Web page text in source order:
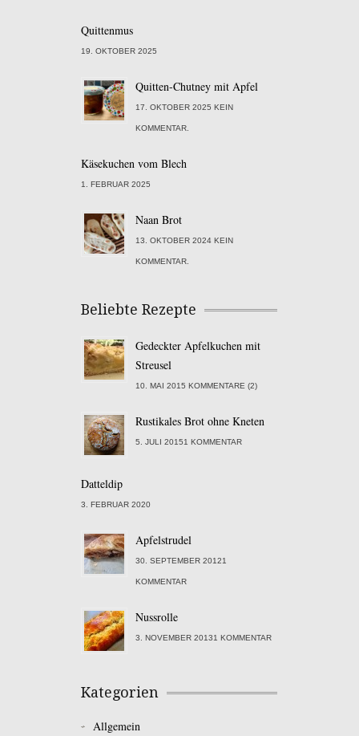
Quittenmus
19. OKTOBER 2025
Quitten-Chutney mit Apfel
17. OKTOBER 2025 KEIN
KOMMENTAR.
Käsekuchen vom Blech
1. FEBRUAR 2025
Naan Brot
13. OKTOBER 2024 KEIN
KOMMENTAR.
Beliebte Rezepte
Gedeckter Apfelkuchen mit
Streusel
10. MAI 2015 KOMMENTARE (2)
Rustikales Brot ohne Kneten
5. JULI 20151 KOMMENTAR
Datteldip
3. FEBRUAR 2020
Apfelstrudel
30. SEPTEMBER 20121
KOMMENTAR
Nussrolle
3. NOVEMBER 20131 KOMMENTAR
Kategorien
Allgemein